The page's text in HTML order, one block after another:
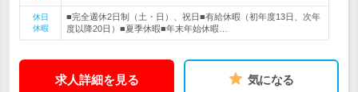
休日
休暇
■完全週休2日制（土・日）、祝日■有給休暇（初年度13日、次年
度以降20日）■夏季休暇■年末年始休暇…
求人詳細を見る 気になる